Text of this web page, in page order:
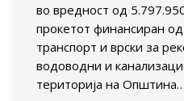
во вредност од
прокетот финансиран
транспорт и врски за
водоводни и
територија на Општина…